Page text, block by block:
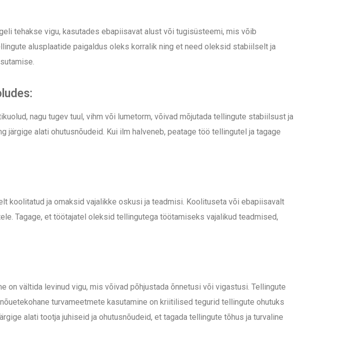
tehakse vigu, kasutades ebapiisavat alust või tugisüsteemi, mis võib
alusplaatide paigaldus oleks korralik ning et need oleksid stabiilselt ja
nagu tugev tuul, vihm või lumetorm, võivad mõjutada tellingute stabiilsust ja
alati ohutusnõudeid. Kui ilm halveneb, peatage töö tellingutel ja tagage
koolitatud ja omaksid vajalikke oskusi ja teadmisi. Koolituseta või ebapiisavalt
Tagage, et töötajatel oleksid tellingutega töötamiseks vajalikud teadmised,
on vältida levinud vigu, mis võivad põhjustada õnnetusi või vigastusi. Tellingute
turvameetmete kasutamine on kriitilised tegurid tellingute ohutuks
alati tootja juhiseid ja ohutusnõudeid, et tagada tellingute tõhus ja turvaline